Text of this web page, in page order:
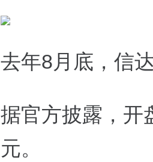
去年8月底，信
据官方披露，开
元。